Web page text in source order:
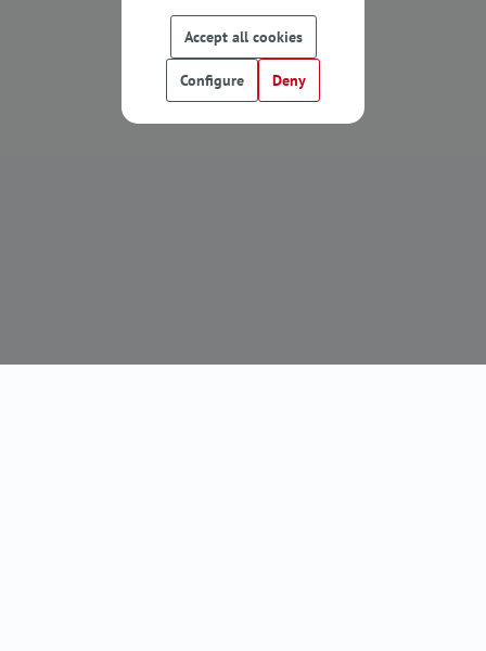
Accept all cookies
Configure Deny